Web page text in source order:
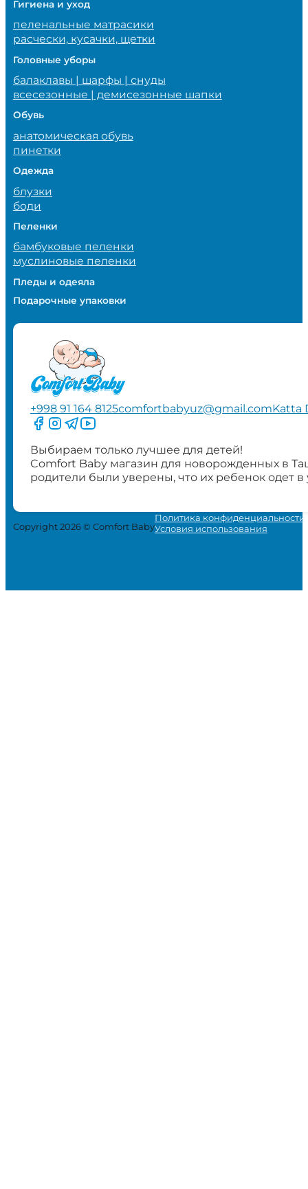
Гигиена и уход
пеленальные матрасики
расчески, кусачки, щетки
Головные уборы
балаклавы | шарфы | снуды
всесезонные | демисезонные шапки
Обувь
анатомическая обувь
пинетки
Одежда
блузки
боди
Пеленки
бамбуковые пеленки
муслиновые пеленки
Пледы и одеяла
Подарочные упаковки
+998 91 164 8125comfortbabyuz@gmail.comKatta
Следите за нами на Facebook
Следите за нами в Instagram
Следите за нами в Telegram
Следите за нами в YouTube
Выбираем только лучшее для детей!
Comfort Baby магазин для новорожденных в
родители были уверены, что их ребенок одет
Copyright 2026 © Comfort Baby
Политика конфиденциальности
Условия использования